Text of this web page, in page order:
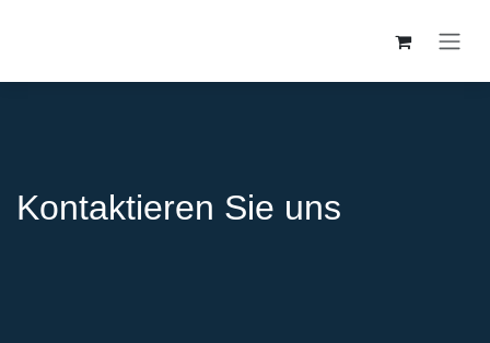
Kontaktieren Sie uns